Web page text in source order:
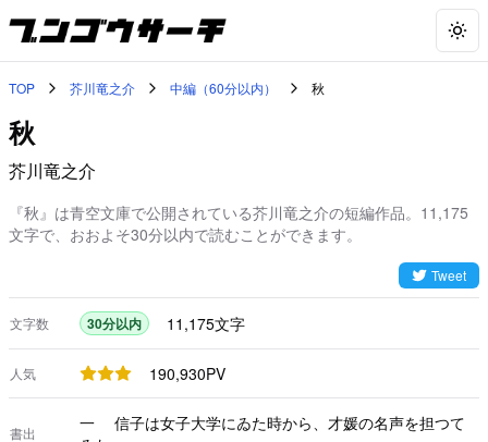
TOP 芥川竜之介 中編（60分以内） 秋
秋
芥川竜之介
『秋』は青空文庫で公開されている芥川竜之介の短編作品。11,175
文字で、おおよそ30分以内で読むことができます。
Tweet
文字数 30分以内 11,175文字
人気 190,930PV
書出
一 信子は女子大学にゐた時から、才媛の名声を担つて